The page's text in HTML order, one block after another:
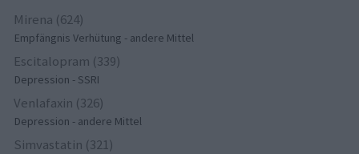
Mirena (624)
Empfängnis Verhütung - andere Mittel
Escitalopram (339)
Depression - SSRI
Venlafaxin (326)
Depression - andere Mittel
Simvastatin (321)